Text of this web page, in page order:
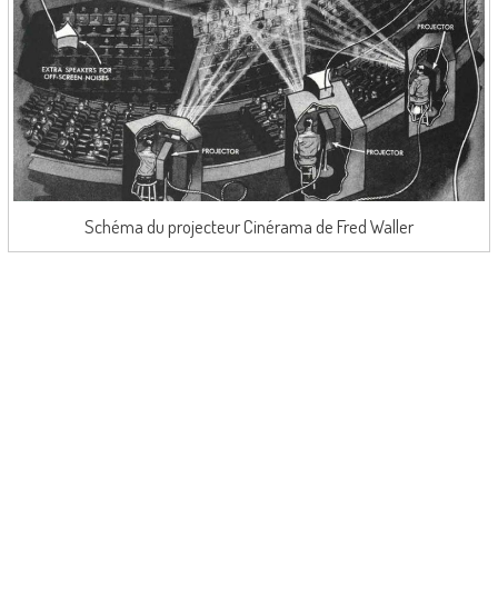
Schéma du projecteur Cinérama de Fred Waller